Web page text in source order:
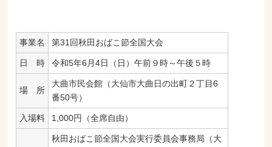
事業名 第31回秋田おばこ節全国大会
日 時 令和5年6月4日（日）午前９時～午後５時
場 所
大曲市民会館（大仙市大曲日の出町２丁目6
番50号）
入場料 1,000円（全席自由）
秋田おばこ節全国大会実行委員会事務局（大